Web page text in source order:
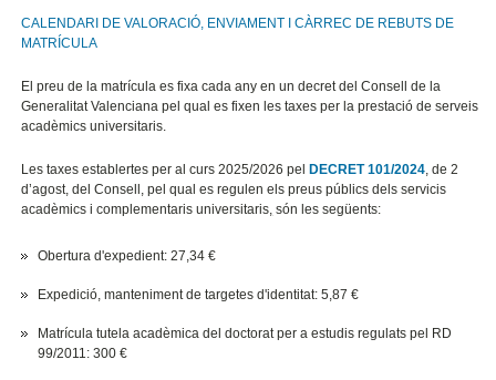
CALENDARI DE VALORACIÓ, ENVIAMENT I CÀRREC DE REBUTS DE
MATRÍCULA
El preu de la matrícula es fixa cada any en un decret del Consell de la
Generalitat Valenciana pel qual es fixen les taxes per la prestació de serveis
acadèmics universitaris.
Les taxes establertes per al curs 2025/2026 pel DECRET 101/2024, de 2
d’agost, del Consell, pel qual es regulen els preus públics dels servicis
acadèmics i complementaris universitaris, són les següents:
Obertura d'expedient: 27,34€
Expedició, manteniment de targetes d'identitat: 5,87€
Matrícula tutela acadèmica del doctorat per a estudis regulats pel RD
99/2011: 300€